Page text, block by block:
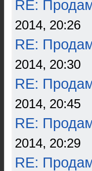
RE:
2014, 20:26
RE:
2014, 20:30
RE:
2014, 20:45
RE:
2014, 20:29
RE: